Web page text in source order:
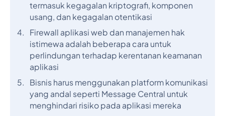
termasuk kegagalan kriptografi, komponen
usang, dan kegagalan otentikasi
Firewall aplikasi web dan manajemen hak
istimewa adalah beberapa cara untuk
perlindungan terhadap kerentanan keamanan
aplikasi
Bisnis harus menggunakan platform komunikasi
yang andal seperti Message Central untuk
menghindari risiko pada aplikasi mereka